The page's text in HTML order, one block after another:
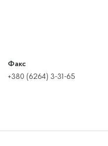
Факс
+380 (6264) 3-31-65